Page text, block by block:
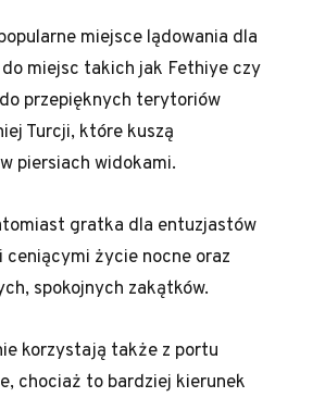
miejsce lądowania dla
miejsc takich jak Fethiye czy
przepięknych terytoriów
Turcji, które kuszą
piersiach widokami.
gratka dla entuzjastów
ceniącymi życie nocne oraz
spokojnych zakątków.
korzystają także z portu
chociaż to bardziej kierunek